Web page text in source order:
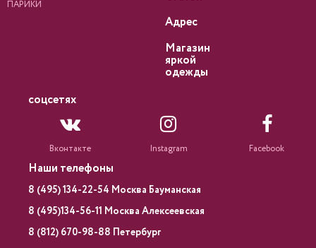
ПАРИКИ
Адрес
Магазин
яркой
одежды
соцсетях
Вконтакте Instagram Facebook
Наши телефоны
8 (495) 134-22-54 Москва Бауманская
8 (495)134-56-11 Москва Алексеевская
8 (812) 670-98-88 Петербург